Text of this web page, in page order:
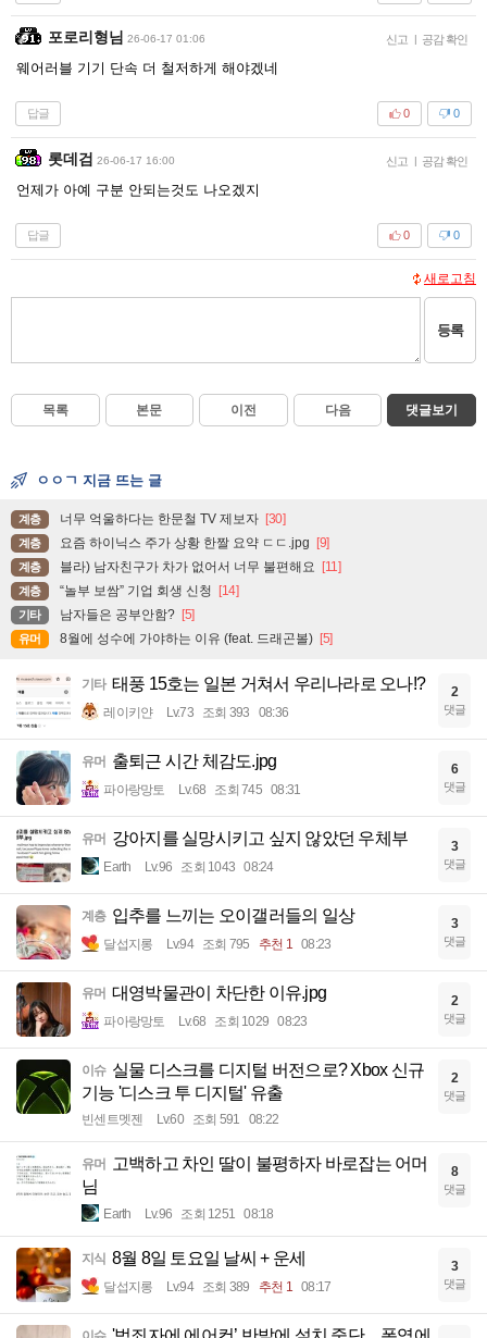
포로리형님 26-06-17 01:06 신고 | 공감 확인
웨어러블 기기 단속 더 철저하게 해야겠네
답글 0
0
롯데검 26-06-17 16:00 신고 | 공감 확인
언제가 아예 구분 안되는것도 나오겠지
답글 0
0
새로고침
등록
목록 본문 이전 다음 댓글보기
ㅇㅇㄱ 지금 뜨는 글
계층 너무 억울하다는 한문철 TV 제보자 [30]
계층 요즘 하이닉스 주가 상황 한짤 요약 ㄷㄷ.jpg [9]
계층 블라) 남자친구가 차가 없어서 너무 불편해요 [11]
계층 “놀부 보쌈” 기업 회생 신청 [14]
기타 남자들은 공부안함? [5]
유머 8월에 성수에 가야하는 이유 (feat. 드래곤볼) [5]
기타 태풍 15호는 일본 거쳐서 우리나라로 오나!?
레이키얀 Lv.73 조회 393 08:36
2
댓글
유머 출퇴근 시간 체감도.jpg
파아랑망토 Lv.68 조회 745 08:31
6
댓글
유머 강아지를 실망시키고 싶지 않았던 우체부
Earth Lv.96 조회 1043 08:24
3
댓글
계층 입추를 느끼는 오이갤러들의 일상
달섭지롱 Lv.94 조회 795 추천 1 08:23
3
댓글
유머 대영박물관이 차단한 이유.jpg
파아랑망토 Lv.68 조회 1029 08:23
2
댓글
이슈 실물 디스크를 디지털 버전으로? Xbox 신규
기능 '디스크 투 디지털' 유출
빈센트멧젠 Lv.60 조회 591 08:22
2
댓글
유머 고백하고 차인 딸이 불평하자 바로잡는 어머
님
Earth Lv.96 조회 1251 08:18
8
댓글
지식 8월 8일 토요일 날씨 + 운세
달섭지롱 Lv.94 조회 389 추천 1 08:17
3
댓글